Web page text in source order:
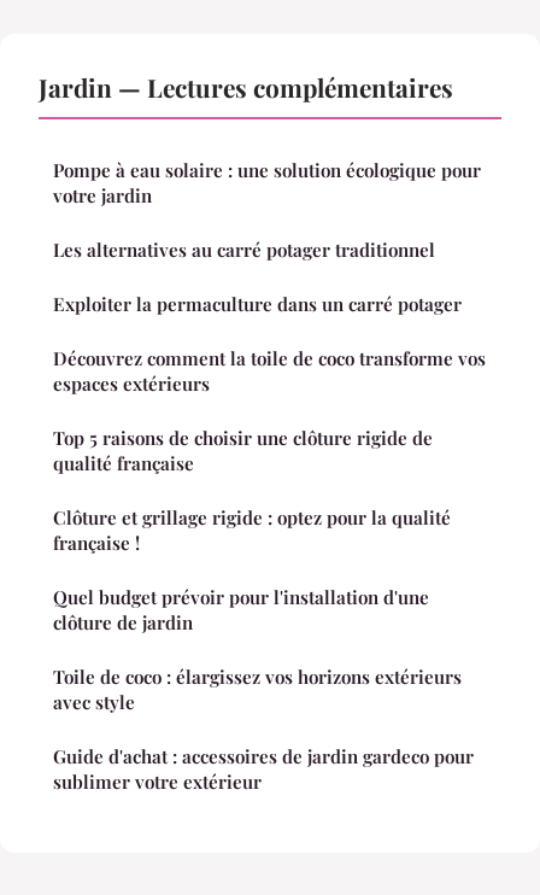
Jardin — Lectures complémentaires
Pompe à eau solaire : une solution écologique pour
votre jardin
Les alternatives au carré potager traditionnel
Exploiter la permaculture dans un carré potager
Découvrez comment la toile de coco transforme vos
espaces extérieurs
Top 5 raisons de choisir une clôture rigide de
qualité française
Clôture et grillage rigide : optez pour la qualité
française !
Quel budget prévoir pour l'installation d'une
clôture de jardin
Toile de coco : élargissez vos horizons extérieurs
avec style
Guide d'achat : accessoires de jardin gardeco pour
sublimer votre extérieur